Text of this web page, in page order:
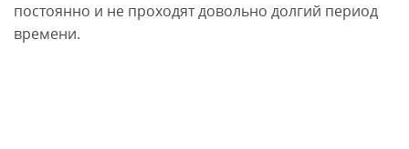
постоянно и не проходят довольно долгий период
времени.